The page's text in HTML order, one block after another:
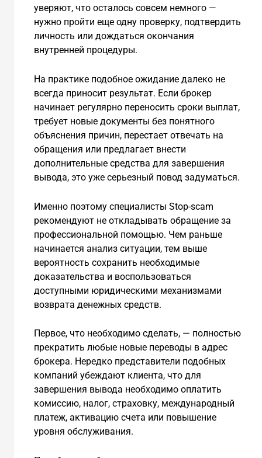
уверяют, что осталось совсем немного —
нужно пройти еще одну проверку, подтвердить
личность или дождаться окончания
внутренней процедуры.
На практике подобное ожидание далеко не
всегда приносит результат. Если брокер
начинает регулярно переносить сроки выплат,
требует новые документы без понятного
объяснения причин, перестает отвечать на
обращения или предлагает внести
дополнительные средства для завершения
вывода, это уже серьезный повод задуматься.
Именно поэтому специалисты Stop-scam
рекомендуют не откладывать обращение за
профессиональной помощью. Чем раньше
начинается анализ ситуации, тем выше
вероятность сохранить необходимые
доказательства и воспользоваться
доступными юридическими механизмами
возврата денежных средств.
Первое, что необходимо сделать, — полностью
прекратить любые новые переводы в адрес
брокера. Нередко представители подобных
компаний убеждают клиента, что для
завершения вывода необходимо оплатить
комиссию, налог, страховку, международный
платеж, активацию счета или повышение
уровня обслуживания.